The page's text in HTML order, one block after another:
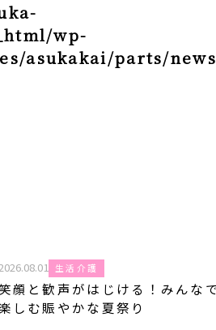
wp-
asukakai/parts/
生活介護
笑顔と歓声がはじける！みんな
しむ賑やかな夏祭り